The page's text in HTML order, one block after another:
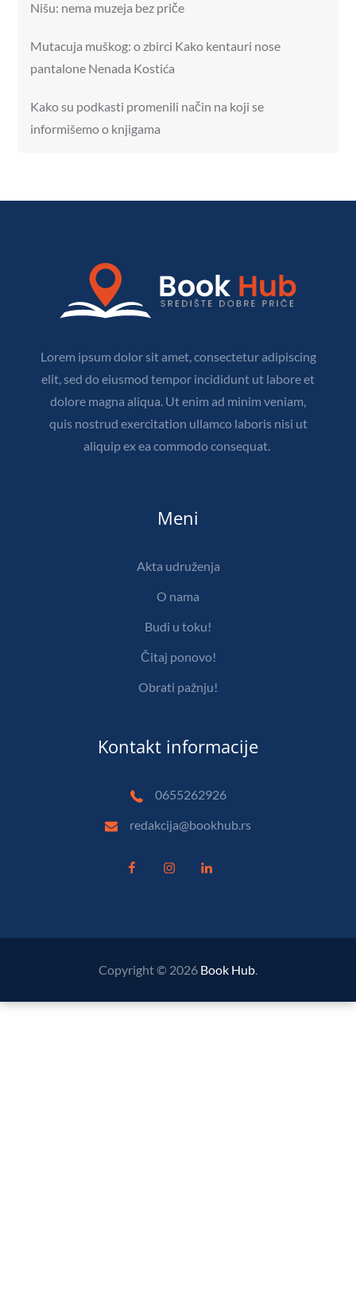
Nišu: nema muzeja bez priče
Mutacuja muškog: o zbirci Kako kentauri nose
pantalone Nenada Kostića
Kako su podkasti promenili način na koji se
informišemo o knjigama
Lorem ipsum dolor sit amet, consectetur adipiscing
elit, sed do eiusmod tempor incididunt ut labore et
dolore magna aliqua. Ut enim ad minim veniam,
quis nostrud exercitation ullamco laboris nisi ut
aliquip ex ea commodo consequat.
Meni
Akta udruženja
O nama
Budi u toku!
Čitaj ponovo!
Obrati pažnju!
Kontakt informacije
0655262926
redakcija@bookhub.rs
Copyright © 2026 Book Hub.